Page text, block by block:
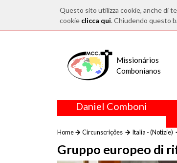
Questo sito utilizza cookie, anche di
cookie clicca qui. Chiudendo questo
Missionários
Combonianos
Daniel Comboni
Home Circunscrições Italia - (Notizie)
Gruppo europeo di